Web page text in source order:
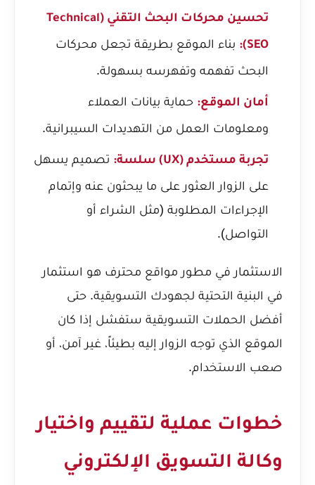
تحسين محركات البحث التقني (Technical
SEO):
بناء الموقع بطريقة تجعل محركات
البحث تفهمه وتفهرسه بسهولة.
أمان الموقع: حماية بيانات العملاء
ومعلومات العمل من التهديدات السيبرانية.
تجربة مستخدم (UX) سلسة:
تصميم يسهل
على الزوار العثور على ما يبحثون عنه وإتمام
الإجراءات المطلوبة (مثل الشراء أو
التواصل).
الاستثمار في مطور مواقع محترف هو استثمار
في البنية التحتية لجهودك التسويقية. حتى
أفضل الحملات التسويقية ستفشل إذا كان
الموقع الذي توجه الزوار إليه بطيئاً، غير آمن، أو
صعب الاستخدام.
خطوات عملية لتقييم واختيار
وكالة التسويق الإلكتروني